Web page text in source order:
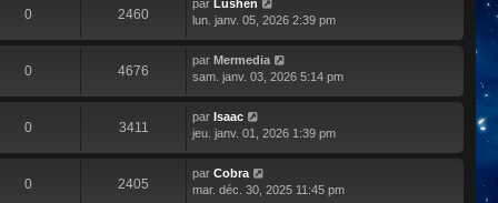
0 2460
par Lushen
lun. janv. 05, 2026 2:39 pm
0 4676
par Mermedia
sam. janv. 03, 2026 5:14 pm
0 3411
par Isaac
jeu. janv. 01, 2026 1:39 pm
0 2405
par Cobra
mar. déc. 30, 2025 11:45 pm